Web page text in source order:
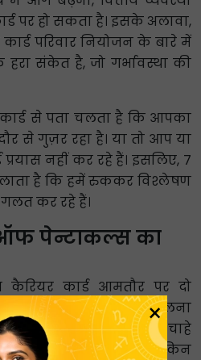
पर हो सकता है। इसके अलावा,
परिवार नियोजन के बारे में
संकेत है, जो गर्भावस्था की
से पता चलता है कि आपका
से गुज़र रहा है। या तो आप या
नहीं कर रहे हैं। इसलिए, 7
है कि हमें रुककर विश्लेषण
कर रहे हैं।
पेन्टाकल्स का
कार्ड आमतौर पर दो
है: कड़ी मेहनत का फल मिलना
करना। परिस्थिति चाहे
कार्ड एक वरदान है। लेकिन
×